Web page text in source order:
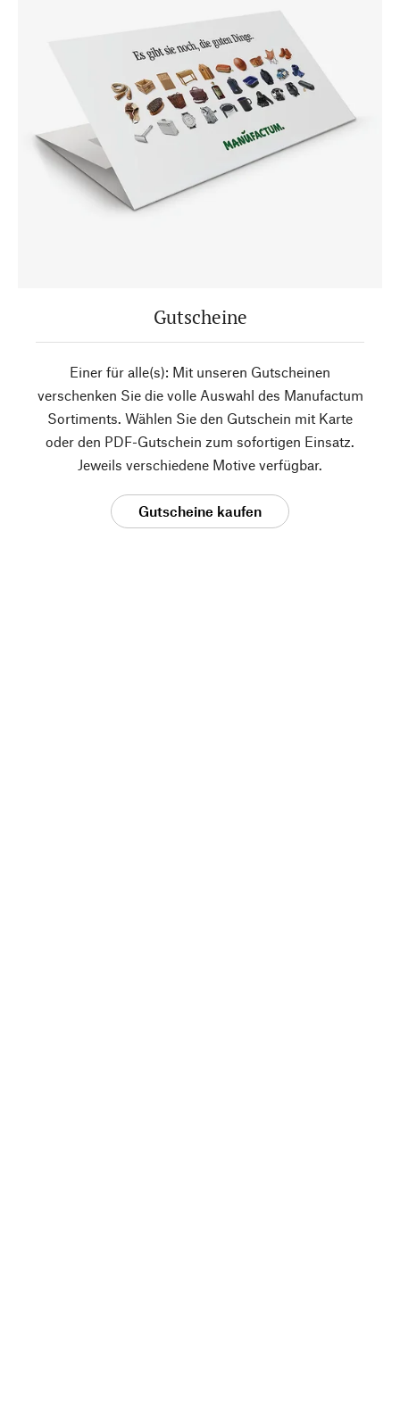
Gutscheine
Einer für alle(s): Mit unseren Gutscheinen
verschenken Sie die volle Auswahl des Manufactum
Sortiments. Wählen Sie den Gutschein mit Karte
oder den PDF-Gutschein zum sofortigen Einsatz.
Jeweils verschiedene Motive verfügbar.
Gutscheine kaufen